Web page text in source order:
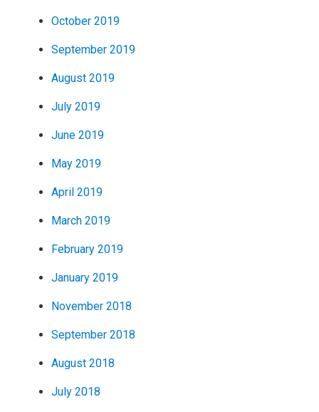
October 2019
September 2019
August 2019
July 2019
June 2019
May 2019
April 2019
March 2019
February 2019
January 2019
November 2018
September 2018
August 2018
July 2018